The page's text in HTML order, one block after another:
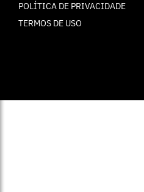
POLÍTICA DE PRIVACIDADE
TERMOS DE USO